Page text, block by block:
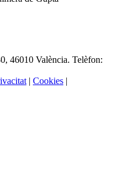
46010 València. Telèfon:
| Cookies |